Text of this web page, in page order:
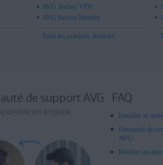
AVG Secure VPN
AVG Secure Identity
Tous les produits Android
de support AVG
en anglais
FAQ
Installer et
Demande de
AVG
Résilier un